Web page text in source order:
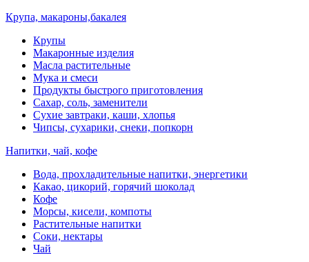
Крупа, макароны,бакалея
Крупы
Макаронные изделия
Масла растительные
Мука и смеси
Продукты быстрого приготовления
Сахар, соль, заменители
Сухие завтраки, каши, хлопья
Чипсы, сухарики, снеки, попкорн
Напитки, чай, кофе
Вода, прохладительные напитки, энергетики
Какао, цикорий, горячий шоколад
Кофе
Морсы, кисели, компоты
Растительные напитки
Соки, нектары
Чай